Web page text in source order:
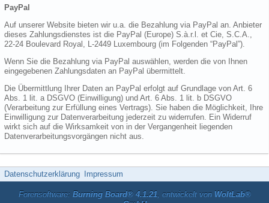
PayPal
Auf unserer Website bieten wir u.a. die Bezahlung via PayPal an. Anbieter
dieses Zahlungsdienstes ist die PayPal (Europe) S.à.r.l. et Cie, S.C.A.,
22-24 Boulevard Royal, L-2449 Luxembourg (im Folgenden “PayPal”).
Wenn Sie die Bezahlung via PayPal auswählen, werden die von Ihnen
eingegebenen Zahlungsdaten an PayPal übermittelt.
Die Übermittlung Ihrer Daten an PayPal erfolgt auf Grundlage von Art. 6
Abs. 1 lit. a DSGVO (Einwilligung) und Art. 6 Abs. 1 lit. b DSGVO
(Verarbeitung zur Erfüllung eines Vertrags). Sie haben die Möglichkeit, Ihre
Einwilligung zur Datenverarbeitung jederzeit zu widerrufen. Ein Widerruf
wirkt sich auf die Wirksamkeit von in der Vergangenheit liegenden
Datenverarbeitungsvorgängen nicht aus.
Datenschutzerklärung Impressum
Forensoftware: Burning Board® 4.1.21, entwickelt von WoltLab®